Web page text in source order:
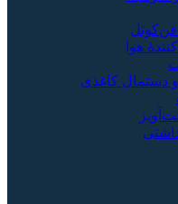
هوا
دستمال کاغذی